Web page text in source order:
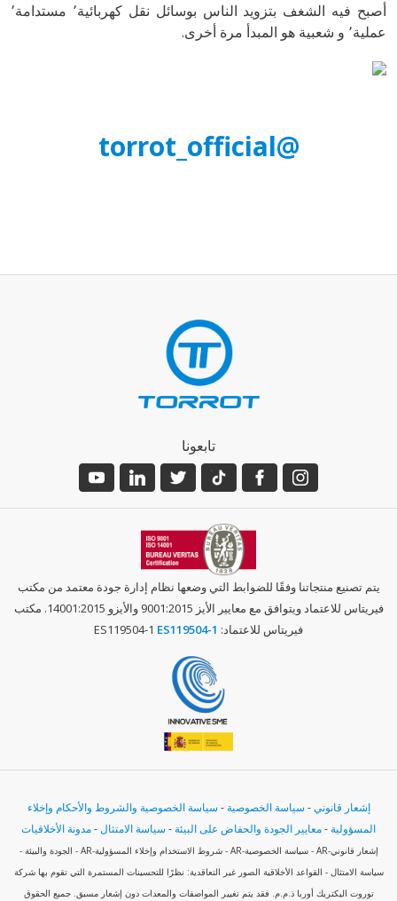
أصبح فيه الشغف بتزويد الناس بوسائل نقل كهربائية٬ مستدامة٬
عملية٬ و شعبية هو المبدأ مرة أخرى.
@torrot_official
تابعونا
يتم تصنيع منتجاتنا وفقًا للضوابط التي وضعها نظام إدارة جودة معتمد من مكتب
فيريتاس للاعتماد ويتوافق مع معايير الأيز 9001:2015 والأيزو 14001:2015. مكتب
فيريتاس للاعتماد: ES119504-1 ES119504-1
إشعار قانوني- سياسة الخصوصية- سياسة الخصوصية والشروط والأحكام وإخلاء
المسؤولية-معايير الجودة والحفاض على البيئة- سياسة الامتثال-مدونة الأخلاقيات
إشعار قانوني-AR - سياسة الخصوصية-AR - شروط الاستخدام وإخلاء المسؤولية-AR - الجودة والبيئة -
سياسة الامتثال - القواعد الأخلاقية الصور غير التعاقدية: نظرًا للتحسينات المستمرة التي تقوم بها شركة
توروت اليكتريك أوربا ذ.م.م. فقد يتم تغيير المواصفات والمعدات دون إشعار مسبق. جميع الحقوق